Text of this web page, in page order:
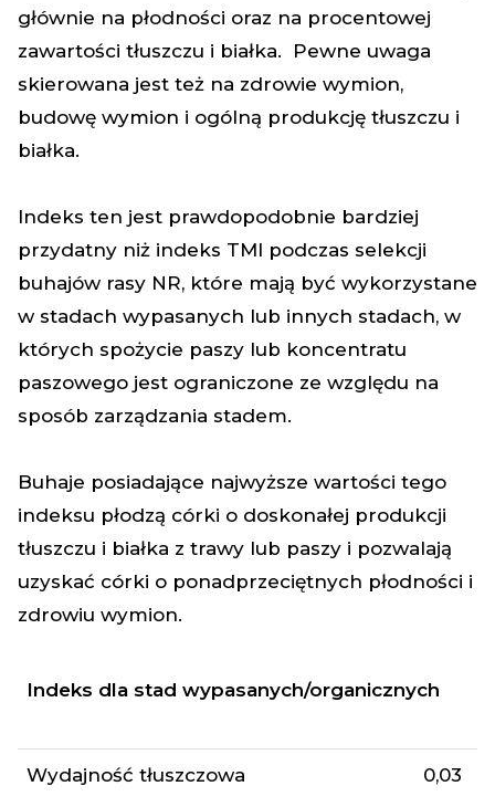
głównie na płodności oraz na procentowej
zawartości tłuszczu i białka. Pewne uwaga
skierowana jest też na zdrowie wymion,
budowę wymion i ogólną produkcję tłuszczu i
białka.
Indeks ten jest prawdopodobnie bardziej
przydatny niż indeks TMI podczas selekcji
buhajów rasy NR, które mają być wykorzystane
w stadach wypasanych lub innych stadach, w
których spożycie paszy lub koncentratu
paszowego jest ograniczone ze względu na
sposób zarządzania stadem.
Buhaje posiadające najwyższe wartości tego
indeksu płodzą córki o doskonałej produkcji
tłuszczu i białka z trawy lub paszy i pozwalają
uzyskać córki o ponadprzeciętnych płodności i
zdrowiu wymion.
Indeks dla stad wypasanych/organicznych
Wydajność tłuszczowa 0,03